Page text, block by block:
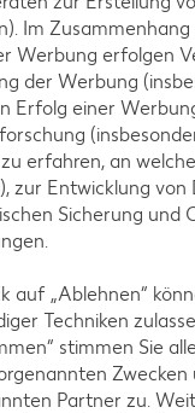
Im
Werbung erfolgen
der Werbung
Erfolg einer
erfahren, an
zur Entwicklung von
Sicherung und
auf „Ablehnen“
Techniken
stimmen Sie
Zwecken
Partner zu.